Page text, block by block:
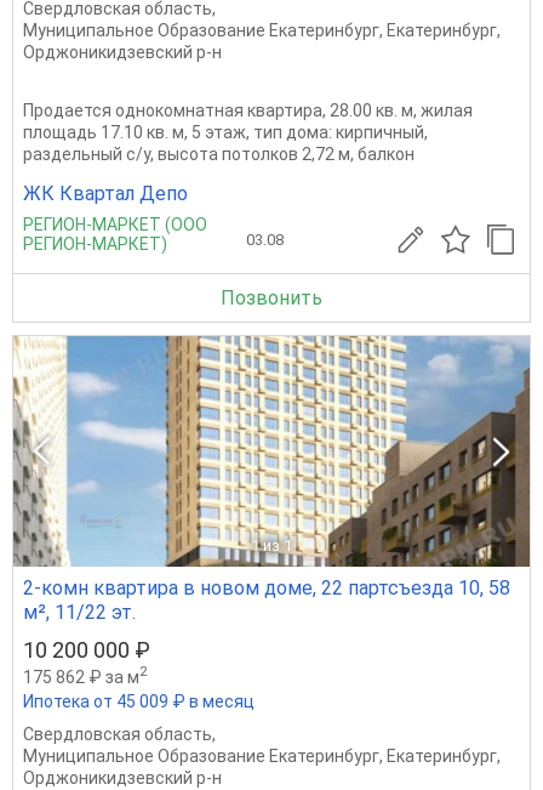
Свердловская область,
Муниципальное Образование Екатеринбург, Екатеринбург,
Орджоникидзевский р-н
Продается однокомнатная квартира, 28.00 кв. м, жилая
площадь 17.10 кв. м, 5 этаж, тип дома: кирпичный,
раздельный с/у, высота потолков 2,72 м, балкон
ЖК Квартал Депо
РЕГИОН-МАРКЕТ (ООО
РЕГИОН-МАРКЕТ)
03.08
Позвонить
1 из 1
2-комн квартира в новом доме, 22 партсъезда 10, 58
м², 11/22 эт.
10 200 000 ₽
175 862 ₽ за м2
Ипотека от 45 009 ₽ в месяц
Свердловская область,
Муниципальное Образование Екатеринбург, Екатеринбург,
Орджоникидзевский р-н